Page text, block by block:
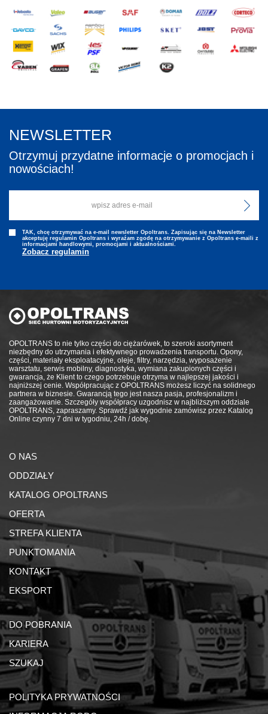
OPOLTRANS to nie tylko części do ciężarówek, to szeroki asortyment
niezbędny do utrzymania i efektywnego prowadzenia transportu. Opony,
części, materiały eksploatacyjne, oleje, filtry, narzędzia, wyposażenie
warsztatu, serwis mobilny, diagnostyka, wymiana zakupionych części i
gwarancja, że Klient to czego potrzebuje otrzyma w najlepszej jakości i
najniższej cenie. Współpracując z OPOLTRANS możesz liczyć na solidnego
partnera w biznesie. Gwarancją tego jest nasza pasja, profesjonalizm i
zaangażowanie. Szczegóły współpracy uzgodnisz w najbliższym oddziale
OPOLTRANS, zapraszamy. Sprawdź jak wygodnie zamówisz przez Katalog
Online czynny 7 dni w tygodniu, 24h / dobę.
O NAS
ODDZIAŁY
KATALOG OPOLTRANS
OFERTA
STREFA KLIENTA
PUNKTOMANIA
KONTAKT
EKSPORT
DO POBRANIA
KARIERA
SZUKAJ
POLITYKA PRYWATNOŚCI
NEWSLETTER
Otrzymuj przydatne informacje o promocjach i
nowościach!
TAK, chcę otrzymywać na e-mail newsletter Opoltrans. Zapisując się na Newsletter
akceptuję regulamin Opoltrans i wyraźam zgodę na otrzymywanie z Opoltrans e-maili z
informacjami handlowymi, promocjami i aktualnościami.
Zobacz regulamin